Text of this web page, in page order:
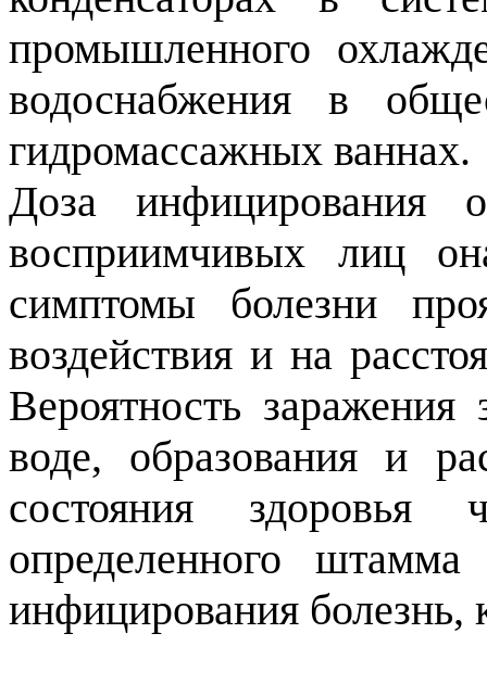
промышленного
водоснабжения в
гидромассажных ваннах.
Доза инфицирования
восприимчивых лиц
симптомы болезни
воздействия и на
Вероятность
воде, образования и
состояния здоровья
определенного
инфицирования болезнь,